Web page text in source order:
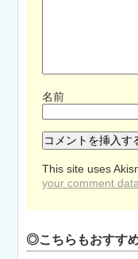
名前
This site uses
your comment
◎こちらもおすす